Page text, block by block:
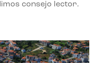
consejo lector.